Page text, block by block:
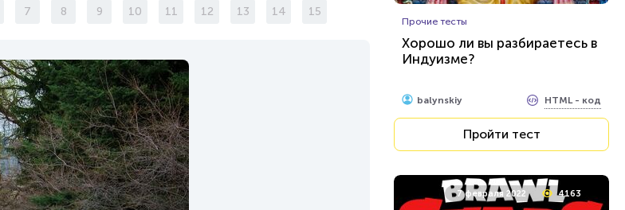
7 8 9 10 11 12 13 14 15
Прочие тесты
Хорошо ли вы разбираетесь в
Индуизме?
balynskiy HTML - код
Пройти тест
7 февраля 2022 4163